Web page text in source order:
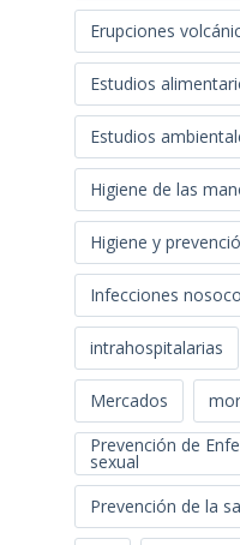
Erupciones
Estudios
Estudios
Higiene de las
Higiene y
Infecciones
intrahospitalarias
Mercados
Prevención de
sexual
Prevención de la